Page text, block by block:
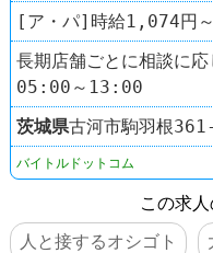
[ア・パ]時給1,074円～
長期店舗ごとに相談に応
05:00～13:00
茨城県古河市駒羽根
バイトルドットコム
この求
人と接するオシゴト